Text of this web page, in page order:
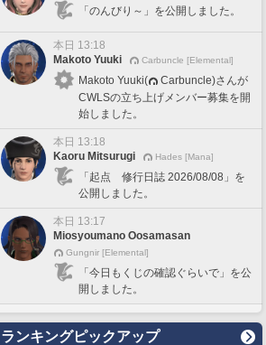
「のんびり～」を公開しました。
本日 13:18
Makoto Yuuki
Carbuncle [Elemental]
Makoto Yuuki(
Carbuncle)さんが
CWLSの立ち上げメンバー募集を開
始しました。
本日 13:18
Kaoru Mitsurugi
Hades [Mana]
「起点 修行日誌 2026/08/08」を
公開しました。
本日 13:17
Miosyoumano Oosamasan
Gungnir [Elemental]
「今日もくじの確認ぐらいで」を公
開しました。
ランキングピックアップ